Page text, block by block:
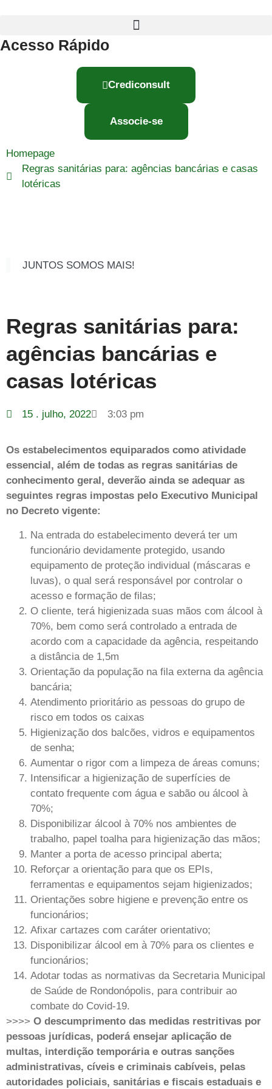
Acesso Rápido
Crediconsult
Associe-se
Homepage
Regras sanitárias para: agências bancárias e casas
lotéricas
JUNTOS SOMOS MAIS!
Regras sanitárias para:
agências bancárias e
casas lotéricas
15 . julho, 2022 3:03 pm
Os estabelecimentos equiparados como atividade
essencial, além de todas as regras sanitárias de
conhecimento geral, deverão ainda se adequar as
seguintes regras impostas pelo Executivo Municipal
no Decreto vigente:
Na entrada do estabelecimento deverá ter um
funcionário devidamente protegido, usando
equipamento de proteção individual (máscaras e
luvas), o qual será responsável por controlar o
acesso e formação de filas;
O cliente, terá higienizada suas mãos com álcool à
70%, bem como será controlado a entrada de
acordo com a capacidade da agência, respeitando
a distância de 1,5m
Orientação da população na fila externa da agência
bancária;
Atendimento prioritário as pessoas do grupo de
risco em todos os caixas
Higienização dos balcões, vidros e equipamentos
de senha;
Aumentar o rigor com a limpeza de áreas comuns;
Intensificar a higienização de superfícies de
contato frequente com água e sabão ou álcool à
70%;
Disponibilizar álcool à 70% nos ambientes de
trabalho, papel toalha para higienização das mãos;
Manter a porta de acesso principal aberta;
Reforçar a orientação para que os EPIs,
ferramentas e equipamentos sejam higienizados;
Orientações sobre higiene e prevenção entre os
funcionários;
Afixar cartazes com caráter orientativo;
Disponibilizar álcool em à 70% para os clientes e
funcionários;
Adotar todas as normativas da Secretaria Municipal
de Saúde de Rondonópolis, para contribuir ao
combate do Covid-19.
>>>> O descumprimento das medidas restritivas por
pessoas jurídicas, poderá ensejar aplicação de
multas, interdição temporária e outras sanções
administrativas, cíveis e criminais cabíveis, pelas
autoridades policiais, sanitárias e fiscais estaduais e